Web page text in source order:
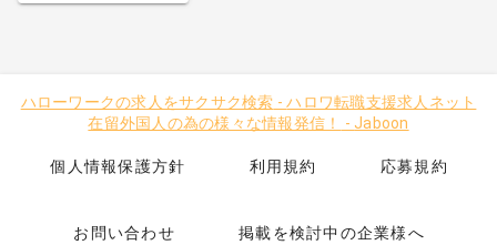
ハローワークの求人をサクサク検索 -ハロワ転職支援求人ネット
在留外国人の為の様々な情報発信！
- Jaboon
個人情報保護方針 利用規約 応募規約
お問い合わせ 掲載を検討中の企業様へ